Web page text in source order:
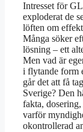
Intresset för
exploderat de
löften om
Många söker
lösning – ett
Men vad är
i flytande form
går det att få
Sverige? Den
fakta,
varför
okontrollerad